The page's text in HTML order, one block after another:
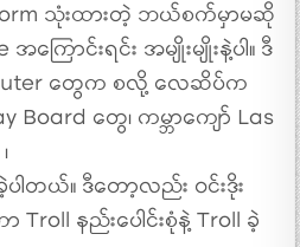
သုံးထားတဲ့ ဘယ်စက်မှာမဆို
ြောင်းရင်း အမျိုးမျိုးနဲ့ပါ။ ဒီ
တွေက စလို့ လေဆိပ်က
Board တွေ၊ ကမ္ဘာကျော် Las
ပါတယ်။ ဒီတော့လည်း ဝင်းဒိုး
နည်းပေါင်းစုံနဲ့ Troll ခဲ့